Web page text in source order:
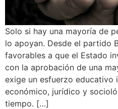
Solo si hay una mayoría de
lo apoyan. Desde el partido
favorables a que el Estado
con la aprobación de una
exige un esfuerzo
económico, jurídico y
tiempo. […]